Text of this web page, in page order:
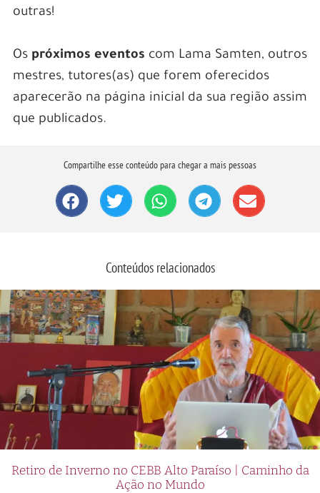
outras!
Os próximos eventos com Lama Samten, outros
mestres, tutores(as) que forem oferecidos
aparecerão na página inicial da sua região assim
que publicados.
Compartilhe esse conteúdo para chegar a mais pessoas
Conteúdos relacionados
Retiro de Inverno no CEBB Alto Paraíso | Caminho da
Ação no Mundo